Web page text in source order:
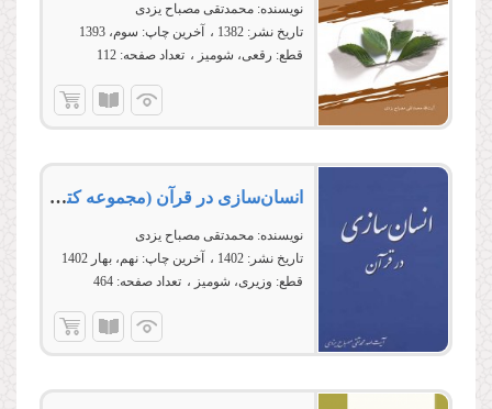
نویسنده: محمدتقی مصباح یزدی
تاریخ نشر: 1382 آخرین چاپ: سوم، 1393
قطع: رقعی، شومیز تعداد صفحه: 112
انسان‌سازى در قرآن (مجموعه کتب آموزشی معارف قرآن 7)
نویسنده: محمدتقی مصباح یزدی
تاریخ نشر: 1402 آخرین چاپ: نهم، بهار 1402
قطع: وزیری، شومیز تعداد صفحه: 464